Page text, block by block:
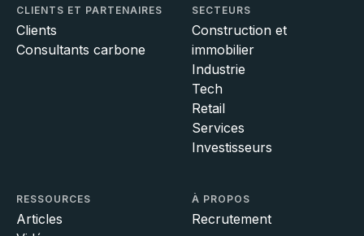
CLIENTS ET PARTENAIRES
Clients
Consultants carbone
SECTEURS
Construction et
immobilier
Industrie
Tech
Retail
Services
Investisseurs
RESSOURCES
Articles
À PROPOS
Recrutement